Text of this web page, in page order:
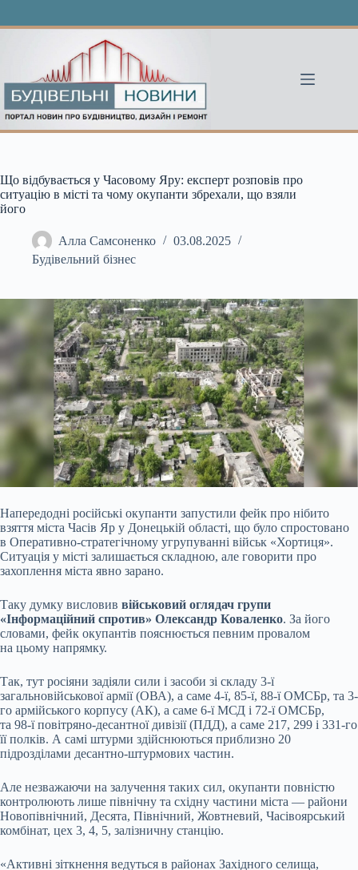
Що відбувається у Часовому Яру: експерт розповів про
ситуацію в місті та чому окупанти збрехали, що взяли
його
Алла Самсоненко
03.08.2025
Будівельний бізнес
Напередодні російські окупанти запустили фейк про нібито
взяття міста Часів Яр у Донецькій області, що було спростовано
в Оперативно-стратегічному угрупуванні військ «Хортиця».
Ситуація у місті залишається складною, але говорити про
захоплення міста явно зарано.
Таку думку висловив військовий оглядач групи
«Інформаційний спротив» Олександр Коваленко. За його
словами, фейк окупантів пояснюється певним провалом
на цьому напрямку.
Так, тут росіяни задіяли сили і засоби зі складу 3-ї
загальновійськової армії (ОВА), а саме 4-ї, 85-ї, 88-ї ОМСБр, та 3-
го армійського корпусу (АК), а саме 6-ї МСД і 72-ї ОМСБр,
та 98-ї повітряно-десантної дивізії (ПДД), а саме 217, 299 і 331-го
її полків. А самі штурми здійснюються приблизно 20
підрозділами десантно-штурмових частин.
Але незважаючи на залучення таких сил, окупанти повністю
контролюють лише північну та східну частини міста — райони
Новопівнічний, Десята, Північний, Жовтневий, Часівоярський
комбінат, цех 3, 4, 5, залізничну станцію.
«Активні зіткнення ведуться в районах Західного селища,